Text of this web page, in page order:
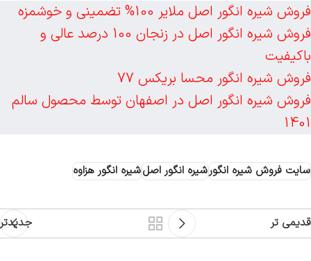
فروش شیره انگور اصل ملایر 100% تضمینی و خوشمزه
فروش شیره انگور اصل در زنجان 100 درصد عالی و
باکیفیت
فروش شیره انگور محسا بریکس 77
فروش شیره انگور اصل در اصفهان توسط محصول سالم
1401
سایت فروش شیره انگورشیره انگور اصلشیره انگور هزاوه
جدیدتر قدیمی تر